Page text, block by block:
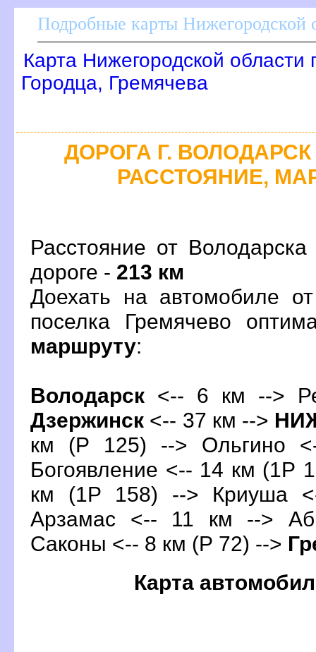
Подробные карты Нижегородской
Карта Нижегородской области
Городца, Гремячева
ДОРОГА Г.
РАССТОЯНИЕ,
Расстояние от
дороге - 213 км
Доехать на автомобиле
поселка Гремячево
маршруту:
олодарск <-- 6 км -->
Дзержинск <-- 37 км -->
км (Р 125) --> Ольгино
Богоявление <-- 14 км (1Р
км (1Р 158) --> Криуша
Арзамас <-- 11 км -->
Саконы <-- 8 км (Р 72) -->
Карта